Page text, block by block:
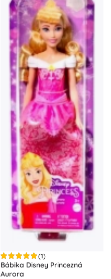
(1)
Bábika Disney Princezná
Aurora